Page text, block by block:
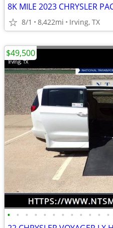
8/1 8,422mi Irving, TX
• • • • • • • • • • • •
$49,500